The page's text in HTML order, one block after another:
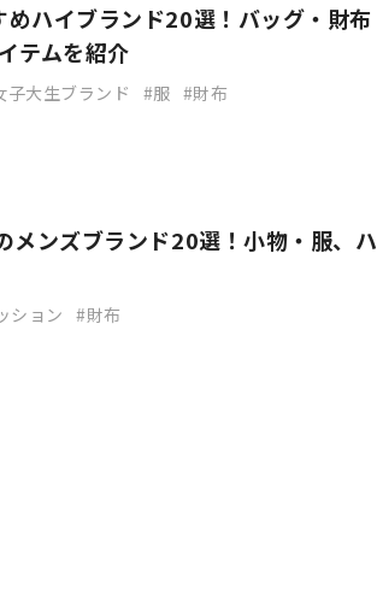
めハイブランド20選！バッグ・財
テムを紹介
子大生ブランド 服 財布
メンズブランド20選！小物・服、
ション 財布